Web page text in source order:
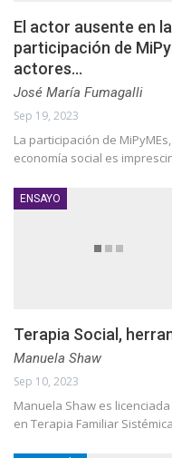
El actor ausente en
participación de
actores…
José María Fumagalli
Sep 19, 2023
La participación de
economía social es
ENSAYO
Terapia Social,
Manuela Shaw
Sep 10, 2023
Manuela Shaw es
en Terapia Familiar